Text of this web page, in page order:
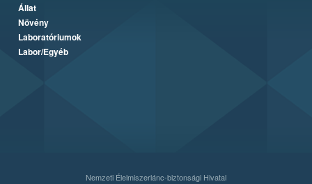
Állat
Növény
Laboratóriumok
Labor/Egyéb
Nemzeti Élelmiszerlánc-biztonsági Hivatal